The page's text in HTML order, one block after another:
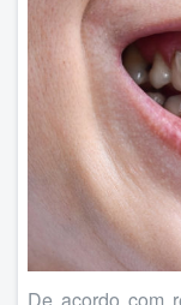
De acordo com